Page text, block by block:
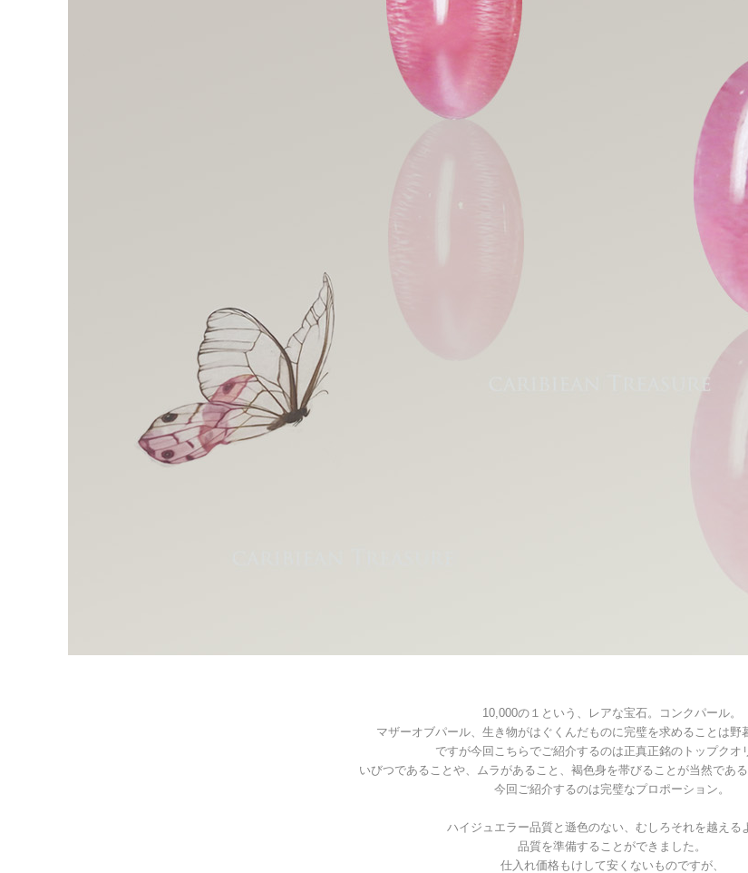
10,000の１という、レアな宝石。コンクパール。
マザーオブパール、生き物がはぐくんだものに完璧を求めることは野
ですが今回こちらでご紹介するのは正真正銘のトップクオ
いびつであることや、ムラがあること、褐色身を帯びることが当然である
今回ご紹介するのは完璧なプロポーション。
ハイジュエラー品質と遜色のない、むしろそれを越える
品質を準備することができました。
仕入れ価格もけして安くないものですが、